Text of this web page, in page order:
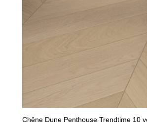
Chêne Dune Penthouse Trendtime 10